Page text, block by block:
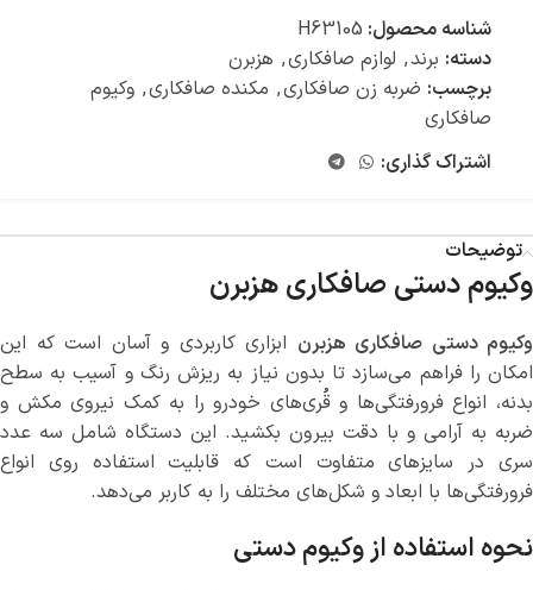
شناسه محصول: H63105
دسته: برند, لوازم صافکاری, هزبرن
برچسب: ضربه زن صافکاری, مکنده صافکاری, وکیوم
صافکاری
اشتراک گذاری:
توضیحات
وکیوم دستی صافکاری هزبرن
وکیوم دستی صافکاری هزبرن ابزاری کاربردی و آسان است که این
امکان را فراهم می‌سازد تا بدون نیاز به ریزش رنگ و آسیب به سطح
بدنه، انواع فرورفتگی‌ها و قُری‌های خودرو را به کمک نیروی مکش و
ضربه به آرامی و با دقت بیرون بکشید. این دستگاه شامل سه عدد
سری در سایزهای متفاوت است که قابلیت استفاده روی انواع
فرورفتگی‌ها با ابعاد و شکل‌های مختلف را به کاربر می‌دهد.
نحوه استفاده از وکیوم دستی